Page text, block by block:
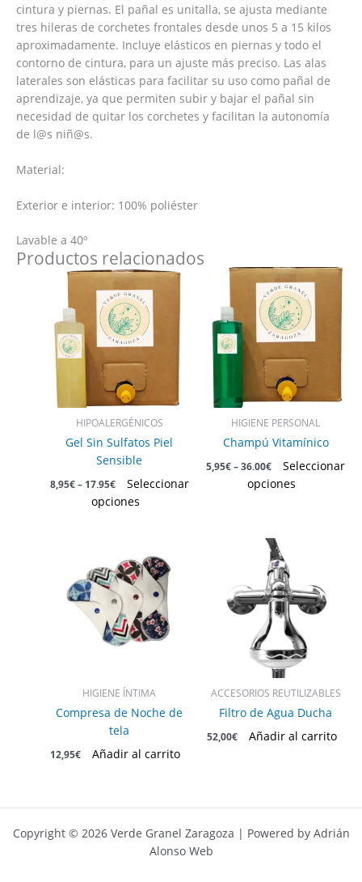
cintura y piernas. El pañal es unitalla, se ajusta mediante
tres hileras de corchetes frontales desde unos 5 a 15 kilos
aproximadamente. Incluye elásticos en piernas y todo el
contorno de cintura, para un ajuste más preciso. Las alas
laterales son elásticas para facilitar su uso como pañal de
aprendizaje, ya que permiten subir y bajar el pañal sin
necesidad de quitar los corchetes y facilitan la autonomía
de l@s niñ@s.
Material:
Exterior e interior: 100% poliéster
Lavable a 40º
Productos relacionados
HIPOALERGÉNICOS
Gel Sin Sulfatos Piel
Sensible
8,95€– 17,95€
Seleccionar
opciones
Este
producto
tiene
múltiples
variantes.
pueden
elegir
página
HIGIENE PERSONAL
Champú Vitamínico
5,95€–36,00€
Seleccionar
opciones
Este
producto
tiene
múltiples
variantes.
Las
opciones
se
pueden
elegir
la
HIGIENE ÍNTIMA
Compresa de Noche de
tela
12,95€ Añadir al carrito
ACCESORIOS REUTILIZABLES
Filtro de Agua Ducha
52,00€ Añadir al carrito
Copyright © 2026 Verde Granel Zaragoza | Powered by Adrián
Alonso Web